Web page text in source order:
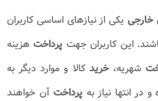
خارجی یکی از نیازهای اساسی کاربران
این کاربران جهت پرداختهزینه
شهریه،خریدکالا و موارد دیگر به
در انتها نیاز به پرداخت آن خواهند